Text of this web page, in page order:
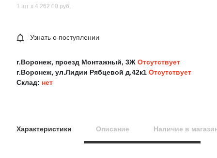
1 шт х 4 262.00 руб.
Узнать о поступлении
г.Воронеж, проезд Монтажный, 3Ж Отсутствует
г.Воронеж, ул.Лидии Рябцевой д.42к1 Отсутствует
Склад: нет
Характеристики Описание Наличие в